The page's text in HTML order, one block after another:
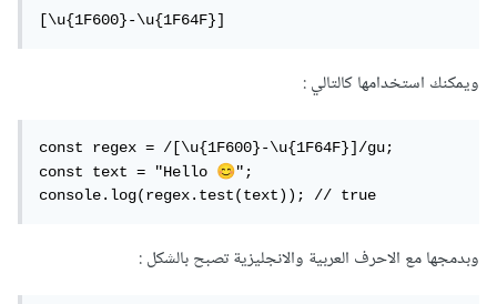
[\u{1F600}-\u{1F64F}]
ويمكنك استخدامها كالتالي
const regex = /[\u{1F600}-\u{1F64F}]/gu;
const text = "Hello 😊";
console.log(regex.test(text)); // true
وبدمجها مع الاحرف العربية والانجليزية تصبح بالشكل